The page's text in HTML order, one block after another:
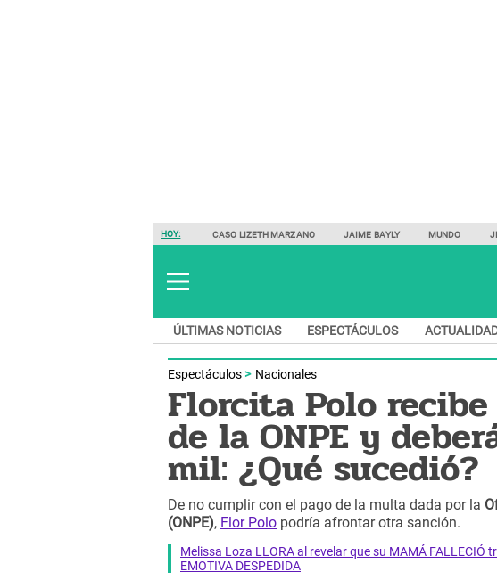
HOY: CASO LIZETH MARZANO JAIME BAYLY MUNDO
ÚLTIMAS NOTICIAS ESPECTÁCULOS
Espectáculos Nacionales
Florcita Polo
de la ONPE y
mil: ¿Qué sucedió?
De no cumplir con el pago de la multa dada por la
(ONPE), Flor Polo podría afrontar otra sanción.
Melissa Loza LLORA al revelar que su MAMÁ FALLECIÓ
EMOTIVA DESPEDIDA